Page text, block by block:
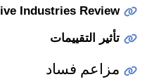
Industries Review
تأثير التقييمات
مزاعم فساد